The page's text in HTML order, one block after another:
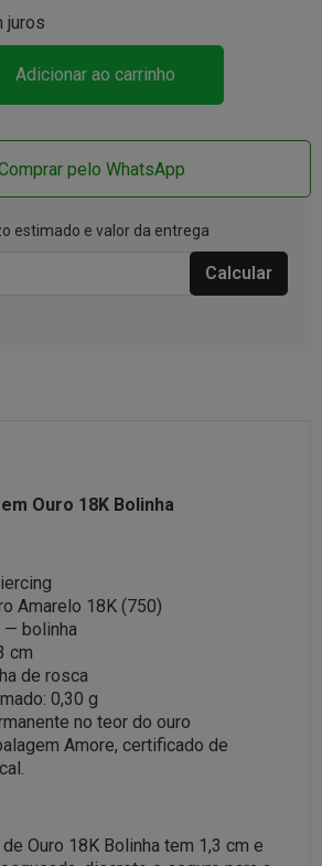
juros
Adicionar ao carrinho
pelo WhatsApp
estimado e valor da entrega
Ouro 18K Bolinha
Amarelo 18K (750)
— bolinha
cm
de rosca
0,30 g
no teor do ouro
Amore, certificado de
Ouro 18K Bolinha tem 1,3 cm e